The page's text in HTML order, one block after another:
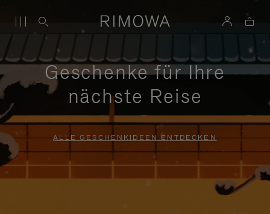
Geschenke für Ihre
nächste Reise
ALLE GESCHENKIDEEN ENTDECKEN